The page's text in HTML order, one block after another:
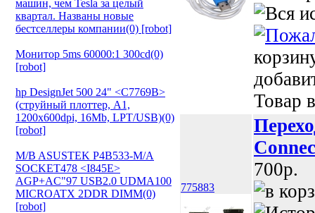
машин, чем Tesla за целый
квартал. Названы новые
бестселлеры компании(0) [robot]
Монитор 5ms 60000:1 300cd(0)
[robot]
hp DesignJet 500 24" <C7769B>
(струйный плоттер, A1,
1200х600dpi, 16Mb, LPT/USB)(0)
[robot]
M/B ASUSTEK P4B533-M/A
SOCKET478 <I845E>
AGP+AC"97 USB2.0 UDMA100
MICROATX 2DDR DIMM(0)
[robot]
Товар
775883
700p.